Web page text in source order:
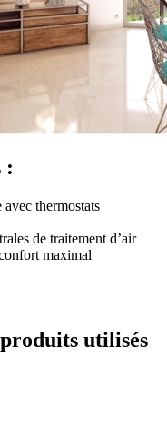
:
thermostats
de traitement d’air
maximal
utilisés